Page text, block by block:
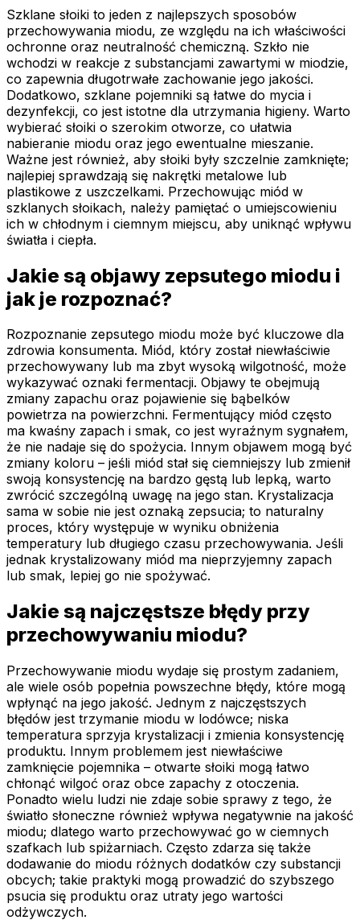
Szklane słoiki to jeden z najlepszych sposobów
przechowywania miodu, ze względu na ich właściwości
ochronne oraz neutralność chemiczną. Szkło nie
wchodzi w reakcje z substancjami zawartymi w miodzie,
co zapewnia długotrwałe zachowanie jego jakości.
Dodatkowo, szklane pojemniki są łatwe do mycia i
dezynfekcji, co jest istotne dla utrzymania higieny. Warto
wybierać słoiki o szerokim otworze, co ułatwia
nabieranie miodu oraz jego ewentualne mieszanie.
Ważne jest również, aby słoiki były szczelnie zamknięte;
najlepiej sprawdzają się nakrętki metalowe lub
plastikowe z uszczelkami. Przechowując miód w
szklanych słoikach, należy pamiętać o umiejscowieniu
ich w chłodnym i ciemnym miejscu, aby uniknąć wpływu
światła i ciepła.
Jakie są objawy zepsutego miodu i
jak je rozpoznać?
Rozpoznanie zepsutego miodu może być kluczowe dla
zdrowia konsumenta. Miód, który został niewłaściwie
przechowywany lub ma zbyt wysoką wilgotność, może
wykazywać oznaki fermentacji. Objawy te obejmują
zmiany zapachu oraz pojawienie się bąbelków
powietrza na powierzchni. Fermentujący miód często
ma kwaśny zapach i smak, co jest wyraźnym sygnałem,
że nie nadaje się do spożycia. Innym objawem mogą być
zmiany koloru – jeśli miód stał się ciemniejszy lub zmienił
swoją konsystencję na bardzo gęstą lub lepką, warto
zwrócić szczególną uwagę na jego stan. Krystalizacja
sama w sobie nie jest oznaką zepsucia; to naturalny
proces, który występuje w wyniku obniżenia
temperatury lub długiego czasu przechowywania. Jeśli
jednak krystalizowany miód ma nieprzyjemny zapach
lub smak, lepiej go nie spożywać.
Jakie są najczęstsze błędy przy
przechowywaniu miodu?
Przechowywanie miodu wydaje się prostym zadaniem,
ale wiele osób popełnia powszechne błędy, które mogą
wpłynąć na jego jakość. Jednym z najczęstszych
błędów jest trzymanie miodu w lodówce; niska
temperatura sprzyja krystalizacji i zmienia konsystencję
produktu. Innym problemem jest niewłaściwe
zamknięcie pojemnika – otwarte słoiki mogą łatwo
chłonąć wilgoć oraz obce zapachy z otoczenia.
Ponadto wielu ludzi nie zdaje sobie sprawy z tego, że
światło słoneczne również wpływa negatywnie na jakość
miodu; dlatego warto przechowywać go w ciemnych
szafkach lub spiżarniach. Często zdarza się także
dodawanie do miodu różnych dodatków czy substancji
obcych; takie praktyki mogą prowadzić do szybszego
psucia się produktu oraz utraty jego wartości
odżywczych.